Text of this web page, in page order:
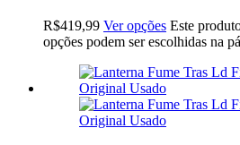
R$419,99 Ver opções Este
opções podem ser escolhidas na